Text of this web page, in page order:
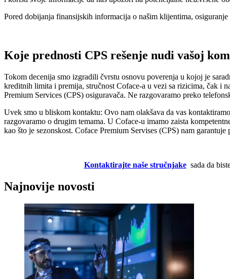
Pored dobijanja finansijskih informacija o našim klijentima,
Koje prednosti CPS rešenje nudi vašoj
Tokom decenija smo izgradili čvrstu osnovu poverenja u kojoj je
kreditnih limita i premija, stručnost Coface-a u vezi sa rizicima, čak i
Premium Services (CPS) osiguravača. Ne razgovaramo preko
Uvek smo u bliskom kontaktu: Ovo nam olakšava da vas
razgovaramo o drugim temama. U Coface-u imamo zaista
kao što je sezonskost. Coface Premium Servises (CPS) nam
Kontaktirajte naše stručnjake sada da
Najnovije novosti